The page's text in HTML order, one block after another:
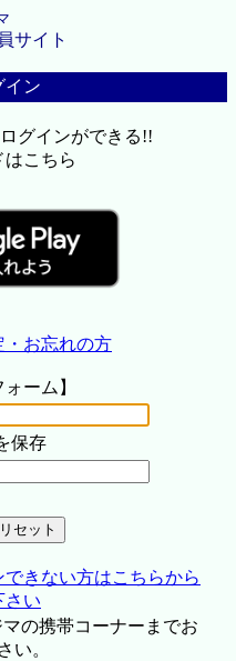
サイト
イン
グインができる!!
はこちら
・お忘れの方
ーム】
保存
きない方はこちらから
さい
の携帯コーナーまでお
い。